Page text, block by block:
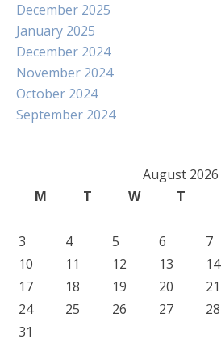
December 2025
January 2025
December 2024
November 2024
October 2024
September 2024
August 2026
M
T W T
3
4 5 6 7
10
11 12 13 14
17
18 19 20 21
24
25 26 27 28
31